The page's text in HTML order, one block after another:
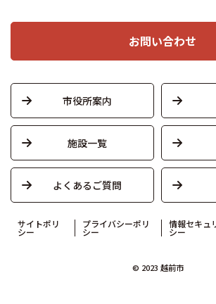
お問い合わせ
市役所案内
施設一覧
よくあるご質問
サイトポリ
シー
プライバシーポリ
シー
情報セキュ
シー
© 2023 越前市